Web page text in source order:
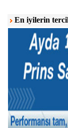
En iyilerin